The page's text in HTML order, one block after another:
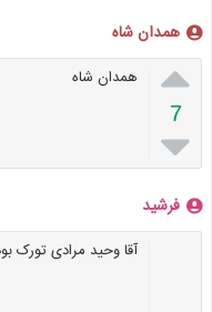
همدان شاه

7

همدان شاه
فرشید
آقا وحید مرادی تورک